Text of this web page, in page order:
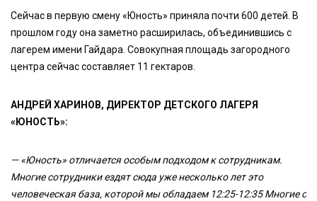
Сейчас в первую смену «Юность» приняла почти 600 детей. В
прошлом году она заметно расширилась, объединившись с
лагерем имени Гайдара. Совокупная площадь загородного
центра сейчас составляет 11 гектаров.
АНДРЕЙ ХАРИНОВ, ДИРЕКТОР ДЕТСКОГО ЛАГЕРЯ
«ЮНОСТЬ»:
— «Юность» отличается особым подходом к сотрудникам.
Многие сотрудники ездят сюда уже несколько лет это
человеческая база, которой мы обладаем 12:25-12:35 Многие с